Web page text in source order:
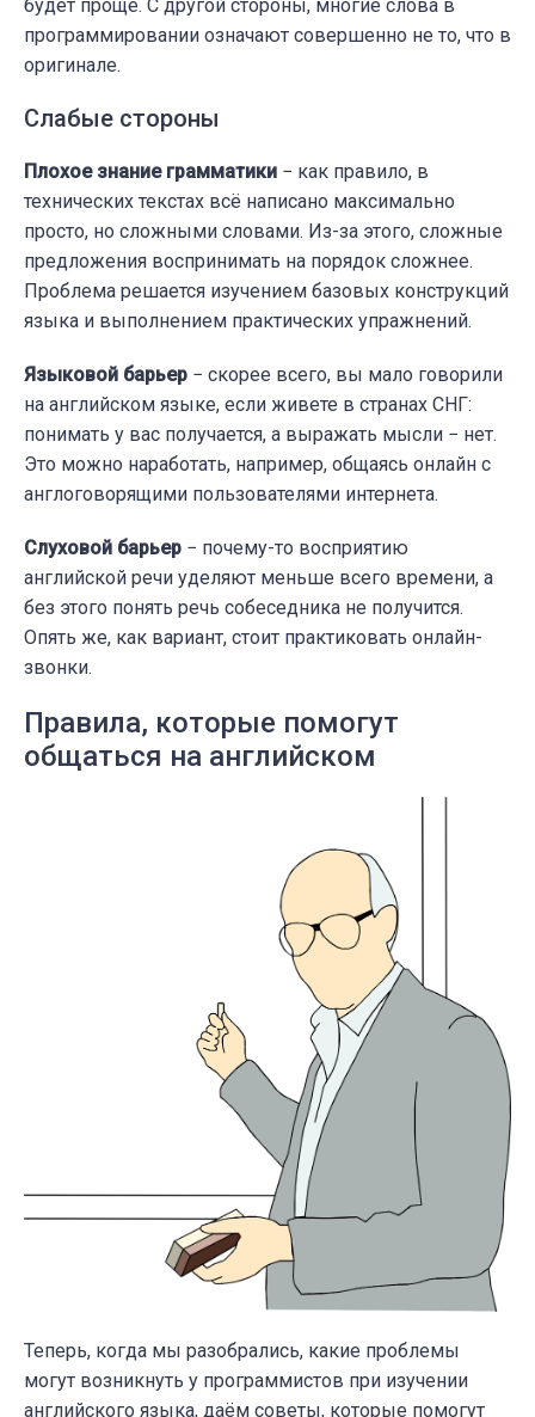
будет проще. С другой стороны, многие слова в
программировании означают совершенно не то, что в
оригинале.
Слабые стороны
Плохое знание грамматики − как правило, в
технических текстах всё написано максимально
просто, но сложными словами. Из-за этого, сложные
предложения воспринимать на порядок сложнее.
Проблема решается изучением базовых конструкций
языка и выполнением практических упражнений.
Языковой барьер − скорее всего, вы мало говорили
на английском языке, если живете в странах СНГ:
понимать у вас получается, а выражать мысли − нет.
Это можно наработать, например, общаясь онлайн с
англоговорящими пользователями интернета.
Слуховой барьер − почему-то восприятию
английской речи уделяют меньше всего времени, а
без этого понять речь собеседника не получится.
Опять же, как вариант, стоит практиковать онлайн-
звонки.
Правила, которые помогут
общаться на английском
Теперь, когда мы разобрались, какие проблемы
могут возникнуть у программистов при изучении
английского языка, даём советы, которые помогут